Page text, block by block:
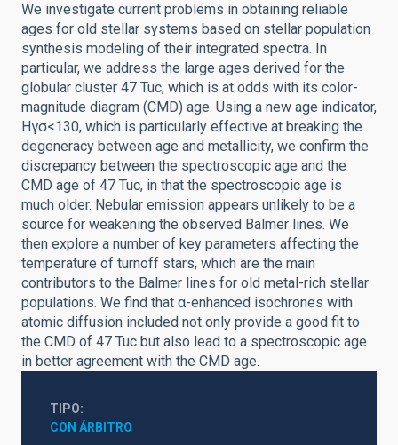
We investigate current problems in obtaining reliable
ages for old stellar systems based on stellar population
synthesis modeling of their integrated spectra. In
particular, we address the large ages derived for the
globular cluster 47 Tuc, which is at odds with its color-
magnitude diagram (CMD) age. Using a new age indicator,
Hγσ<130, which is particularly effective at breaking the
degeneracy between age and metallicity, we confirm the
discrepancy between the spectroscopic age and the
CMD age of 47 Tuc, in that the spectroscopic age is
much older. Nebular emission appears unlikely to be a
source for weakening the observed Balmer lines. We
then explore a number of key parameters affecting the
temperature of turnoff stars, which are the main
contributors to the Balmer lines for old metal-rich stellar
populations. We find that α-enhanced isochrones with
atomic diffusion included not only provide a good fit to
the CMD of 47 Tuc but also lead to a spectroscopic age
in better agreement with the CMD age.
TIPO
CON ÁRBITRO